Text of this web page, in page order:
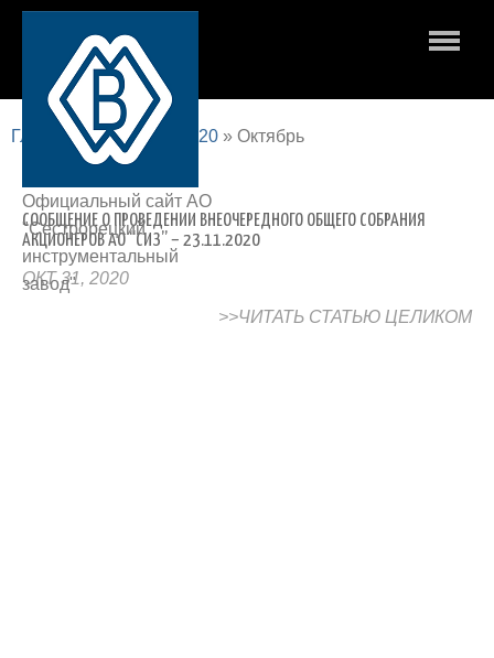
Официальный сайт АО
"Сестрорецкий
инструментальный
завод"
Главная страница 2020 » Октябрь
СООБЩЕНИЕ О ПРОВЕДЕНИИ ВНЕОЧЕРЕДНОГО ОБЩЕГО СОБРАНИЯ
АКЦИОНЕРОВ АО “СИЗ” – 23.11.2020
ОКТ 31, 2020
>>ЧИТАТЬ СТАТЬЮ ЦЕЛИКОМ